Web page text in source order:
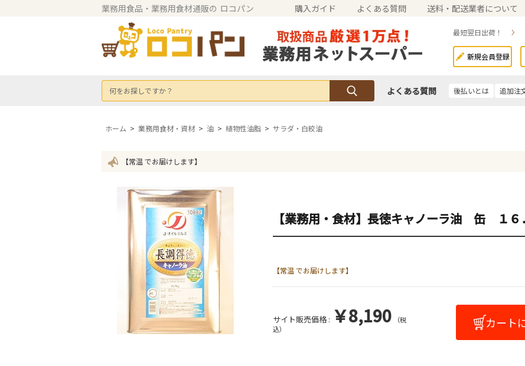
業務用食品・業務用食材通販の ロコパン 購入ガイド よくある質問 送料・配送業者について
最短翌日出荷！
新規会員登録
何をお探しですか？ よくある質問 後払いとは 追加注
ホーム > 業務用食材・資材 > 油 > 植物性油脂 > サラダ・白絞油
【常温 でお届けします】
【業務用・食材】長徳キャノーラ油 缶 １６
【常温 でお届けします】
サイト販売価格 : ￥8,190
（税
込）